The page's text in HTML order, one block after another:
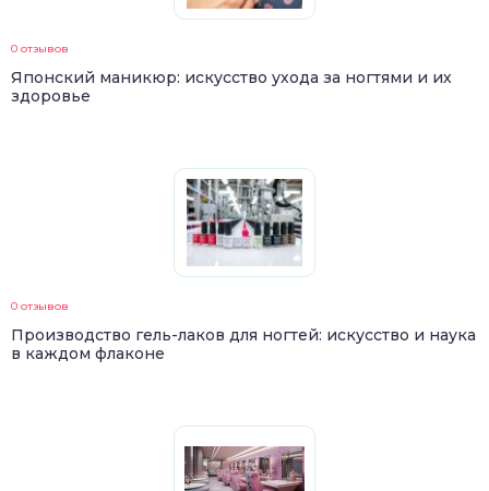
0 отзывов
Японский маникюр: искусство ухода за ногтями и их
здоровье
0 отзывов
Производство гель-лаков для ногтей: искусство и наука
в каждом флаконе